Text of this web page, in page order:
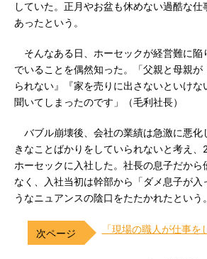
していた。正月やお盆も休めない過酷な仕
あったという。
そんなある日、ホーセックが経営難に陥
でいることを偶然知った。「父親と母親が
られない』『家を売りに出さないといけな
聞いてしまったのです」（毛利社長）
バブル崩壊後、会社の業績は急激に悪化
きなことばかりをしていられないと考え
ホーセックに入社した。社長の息子だか
なく、入社当初は幹部から「ダメ息子が入
うなニュアンスの陰口をたたかれたという。
「現場の職人が仕事